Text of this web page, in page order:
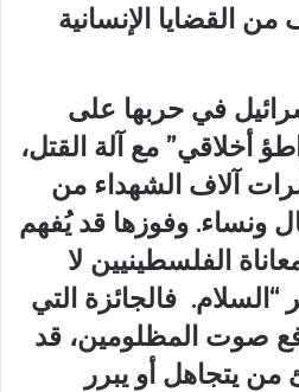
من القضايا الإنسانية
في حربها على
أخلاقي” مع آلة القتل،
آلاف الشهداء من
ونساء. وفوزها قد يُفهم
الفلسطينيين لا
فالجائزة التي
صوت المظلومين، قد
من يتجاهل أو يبرر